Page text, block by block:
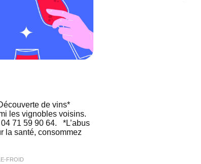
de vins*
les vignobles voisins.
71 59 90 64. *L’abus
la santé, consommez
FROID